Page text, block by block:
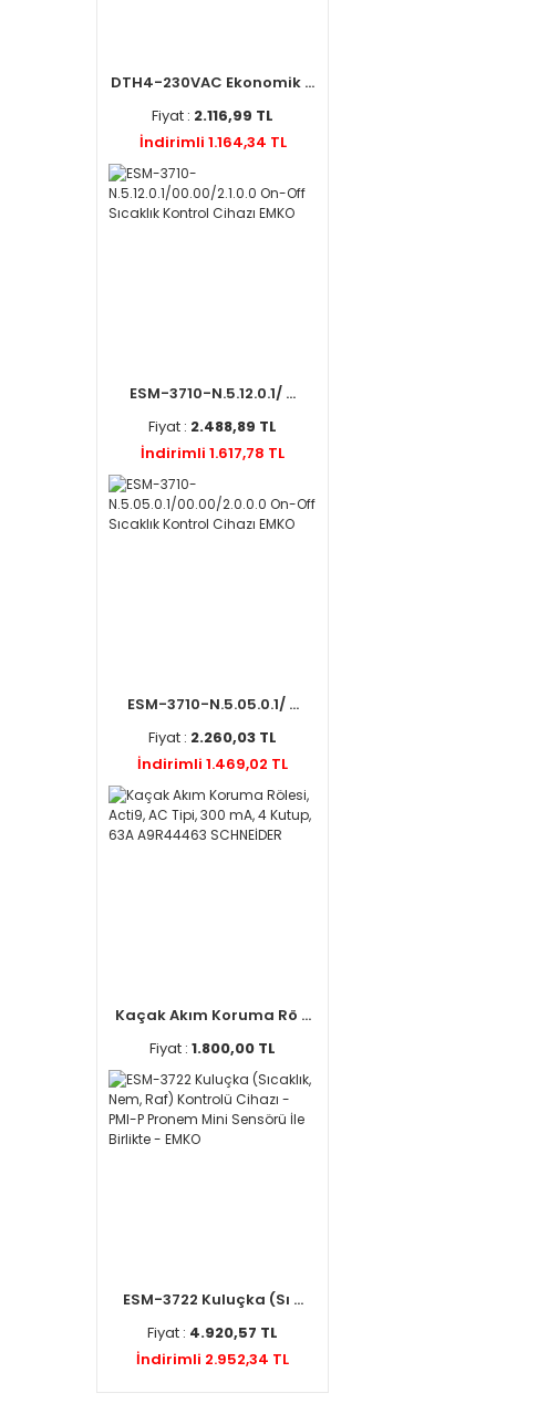
DTH4-230VAC Ekonomik ...
Fiyat : 2.116,99 TL
İndirimli 1.164,34 TL
ESM-3710-N.5.12.0.1/ ...
Fiyat : 2.488,89 TL
İndirimli 1.617,78 TL
ESM-3710-N.5.05.0.1/ ...
Fiyat : 2.260,03 TL
İndirimli 1.469,02 TL
Kaçak Akım Koruma Rö ...
Fiyat : 1.800,00 TL
ESM-3722 Kuluçka (Sı ...
Fiyat : 4.920,57 TL
İndirimli 2.952,34 TL